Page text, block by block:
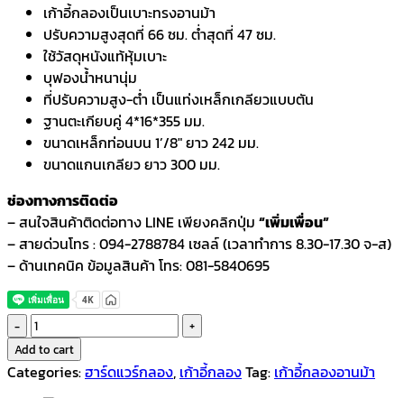
เก้าอี้กลองเป็นเบาะทรงอานม้า
ปรับความสูงสุดที่ 66 ซม. ต่ำสุดที่ 47 ซม.
ใช้วัสดุหนังแท้หุ้มเบาะ
บุฟองน้ำหนานุ่ม
ที่ปรับความสูง-ต่ำ เป็นแท่งเหล็กเกลียวแบบตัน
ฐานตะเกียบคู่ 4*16*355 มม.
ขนาดเหล็กท่อนบน 1’/8″ ยาว 242 มม.
ขนาดแกนเกลียว ยาว 300 มม.
ช่องทางการติดต่อ
– สนใจสินค้าติดต่อทาง LINE เพียงคลิกปุ่ม “เพิ่มเพื่อน”
– สายด่วนโทร : 094-2788784 เซลล์ (เวลาทำการ 8.30-17.30 จ-ส)
– ด้านเทคนิค ข้อมูลสินค้า โทร: 081-5840695
VTECH
เก้าอี้
กลอง
Add to cart
Categories:ฮาร์ดแวร์กลอง, เก้าอี้กลองTag: เก้าอี้กลองอานม้า